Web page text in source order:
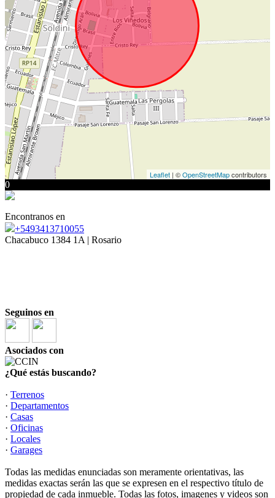
Leaflet | ©OpenStreetMapcontributors
0
Encontranos en
+5493413710055
Chacabuco 1384 1A | Rosario
Seguinos en
Asociados con
¿Qué estás buscando?
· Terrenos
· Departamentos
· Casas
· Oficinas
· Locales
· Garages
Todas las medidas enunciadas son meramente orientativas, las
medidas exactas serán las que se expresen en el respectivo título de
propiedad de cada inmueble. Todas las fotos, imagenes y videos son